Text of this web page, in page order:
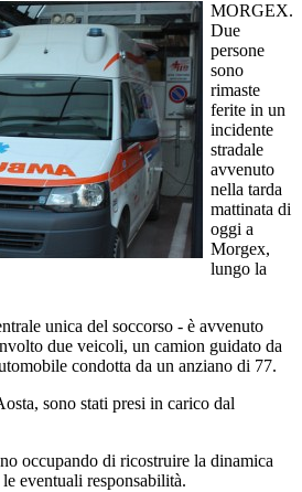
MORGEX.
Due
persone
sono
rimaste
ferite in un
incidente
stradale
avvenuto
nella tarda
mattinata di
oggi a
Morgex,
lungo la
unica del soccorso - è avvenuto
due veicoli, un camion guidato da
condotta da un anziano di 77.
sono stati presi in carico dal
occupando di ricostruire la dinamica
eventuali responsabilità.